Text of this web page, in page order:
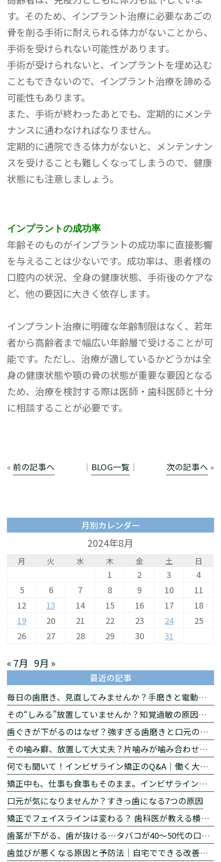
す。そのため、インプラント治療に必要なあごの
骨を削る手術に耐えられる体力がないことから、
手術を受けられない可能性があります。
手術が受けられないと、インプラントを埋め込む
こともできないので、インプラント治療を諦める
可能性もあります。
また、手術が終わったあとでも、定期的にメンテ
ナンスに通わなければなりません。
定期的に通院できる体力がないと、メンテンナン
スを受けることも難しくなってしまうので、健康
状態にも注意しましょう。
インプラントの成功率
年齢そのものがインプラントの成功率に直接影響
を与えることは少ないです。成功率は、患者様の
口腔内の状況、全身の健康状態、手術後のケアな
ど、他の要因に大きく依存します。
インプラント治療に明確な年齢制限はなく、若年
者から高齢者まで幅広い年齢層で受けることが可
能です。ただし、治療が適しているかどうかは全
身の健康状態や顎の骨の状態が重要な要因となる
ため、治療を検討する際は医師・歯科医師と十分
に相談することが必要です。
« 前の記事へ │ BLOG一覧 │ 次の記事へ »
月別カレンダー
2024年8月
月 火 水 木 金 土 日
1 2 3
4
5
6 7 8 9 10
11
12
13 14 15 16 17
18
19
20 21 22 23 24
25
26
27 28 29 30 31
« 7月 9月 »
最近の記事
毎日の歯磨き、見直してみませんか？手磨きと電動歯ブラシの違いをわかりやすく解説
その“しみる”放置していませんか？知覚過敏の原因と対策
歯ぐきが下がるのはなぜ？強すぎる歯磨きと口元の印象の関係
その噛み癖、放置して大丈夫？片噛みが噛み合わせに与える影響とは
何でも聞いて！インビザライン矯正のQ&A｜働く大人の矯正相談【後編】
矯正中も、仕事も食事もそのまま。インビザラインが働く大人に選ばれる理由【前編】
口元が気になりませんか？すきっ歯になる7つの原因
矯正でフェイスラインは変わる？ 歯科医が教える横顔への影響
歯茎が下がる、歯が抜ける…タバコが40〜50代の口を急速に老化させる理由
歯並びが悪くなる原因と予防法｜自宅でできる改善習慣を解説